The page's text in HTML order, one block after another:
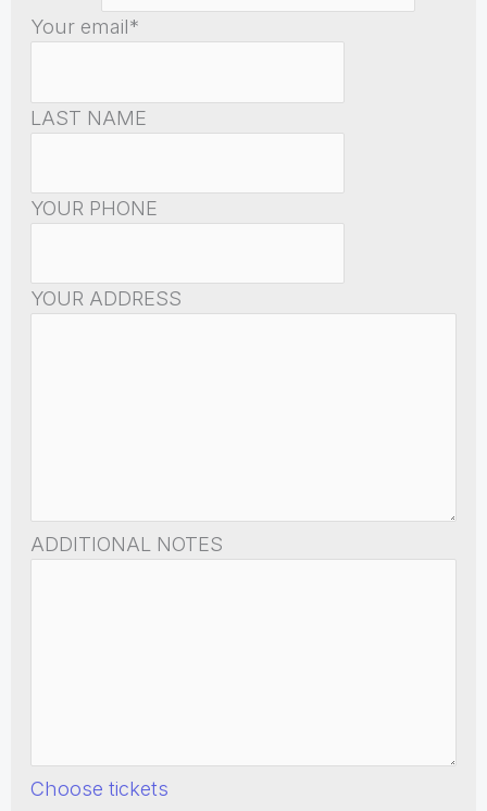
Your email*
LAST NAME
YOUR PHONE
YOUR ADDRESS
ADDITIONAL NOTES
Choose tickets